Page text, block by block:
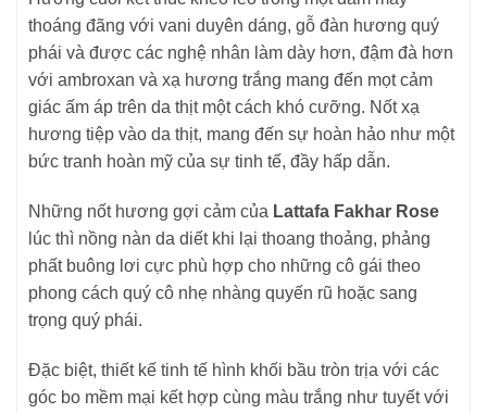
thoáng đãng với vani duyên dáng, gỗ đàn hương quý
phái và được các nghệ nhân làm dày hơn, đậm đà hơn
với ambroxan và xạ hương trắng mang đến mọt cảm
giác ấm áp trên da thịt một cách khó cưỡng. Nốt xạ
hương tiệp vào da thịt, mang đến sự hoàn hảo như một
bức tranh hoàn mỹ của sự tinh tế, đầy hấp dẫn.
Những nốt hương gợi cảm của Lattafa Fakhar Rose
lúc thì nồng nàn da diết khi lại thoang thoảng, phảng
phất buông lơi cực phù hợp cho những cô gái theo
phong cách quý cô nhẹ nhàng quyến rũ hoặc sang
trọng quý phái.
Đặc biệt, thiết kế tinh tế hình khối bầu tròn trịa với các
góc bo mềm mại kết hợp cùng màu trắng như tuyết với